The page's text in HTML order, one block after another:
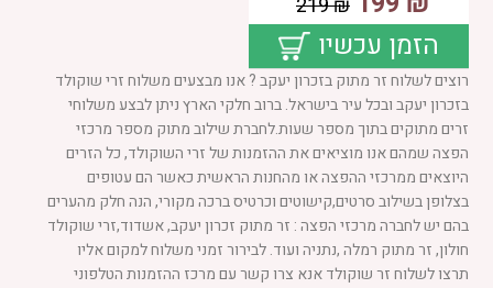
רוצים לשלוח זר מתוק בזכרון יעקב ? אנו מבצעים משלוח זרי שוקולד
בזכרון יעקב ובכל עיר בישראל. ברוב חלקי הארץ ניתן לבצע משלוחי
זרים מתוקים בתוך מספר שעות.לחברת שילוב מתוק מספר מרכזי
הפצה שמהם אנו מוציאים את ההזמנות של זרי השוקולד, כל הזרים
היוצאים ממרכזי ההפצה או מהחנות הראשית כאשר הם עטופים
בצלופן בשילוב סרטים,קישוטים וכרטיס ברכה מקורי, הנה חלק מהערים
בהם יש לחברה מרכזי הפצה : זר מתוק זכרון יעקב, אשדוד,זרי שוקולד
חולון, זר מתוק רמלה ,נתניה ועוד. לבירור זמני משלוח למקום אליו
תרצו לשלוח זר שוקולד אנא צרו קשר עם מרכז ההזמנות הטלפוני
₪
219
הזמן עכשיו